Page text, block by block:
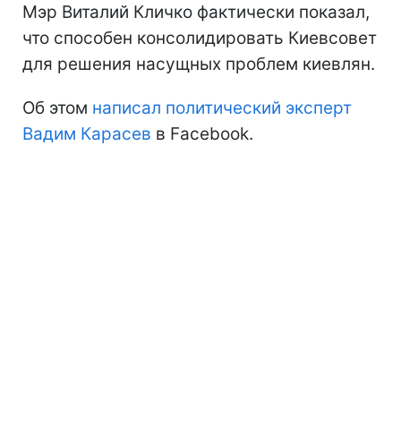
Мэр Виталий Кличко фактически показал,
что способен консолидировать Киевсовет
для решения насущных проблем киевлян.
Об этом написал политический эксперт
Вадим Карасев в Facebook.